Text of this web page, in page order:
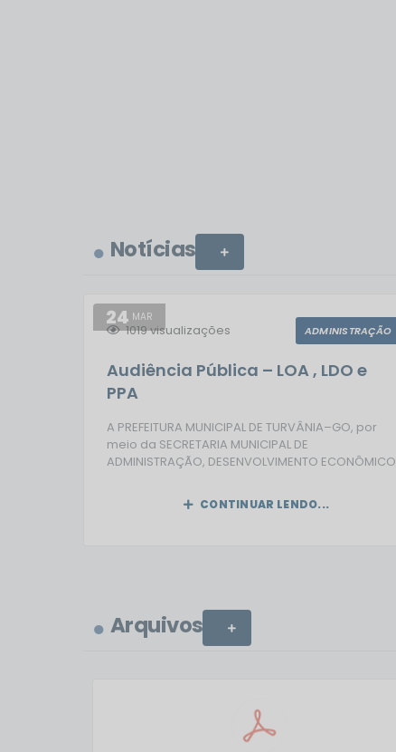
Notícias
Audiência Pública – LOA , LDO e
PPA
24 MAR
ADMINISTRAÇÃO
1019visualizações
A PREFEITURA MUNICIPAL DE TURVÂNIA–GO, por
meio da SECRETARIA MUNICIPAL DE
ADMINISTRAÇÃO, DESENVOLVIMENTO ECONÔMICO
parágrafo único do art. 48 da Lei Complementar
nº 101, de 04 de maio de 2000 (Lei de
CONTINUAR LENDO...
Arquivos